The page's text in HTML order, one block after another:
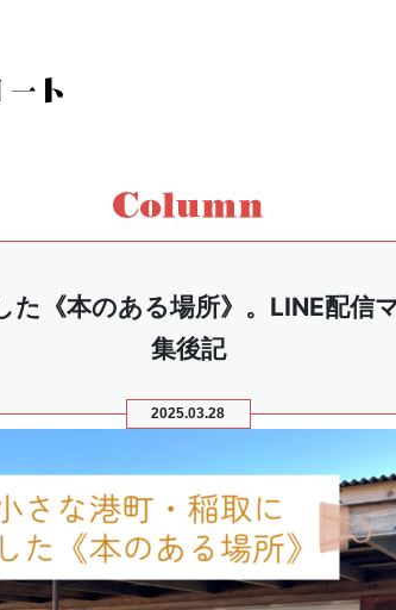
た《本のある場所》。LINE配
集後記
2025.03.28